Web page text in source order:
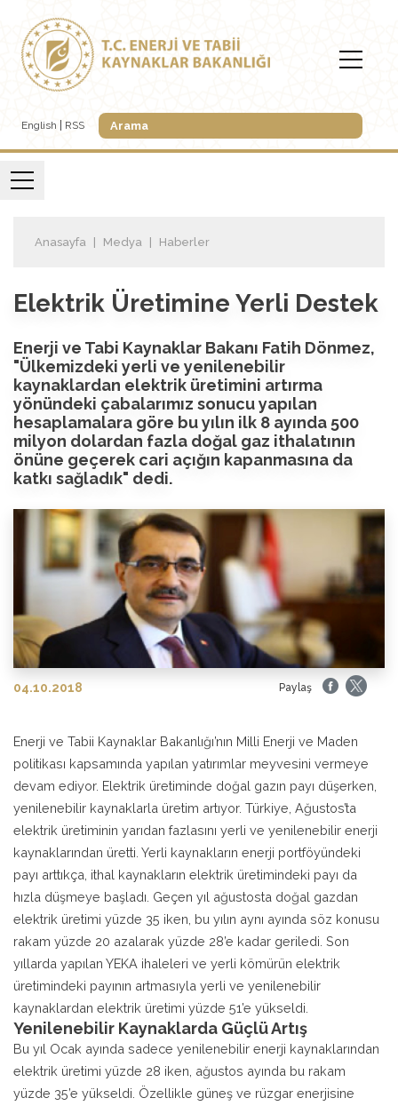
English RSS
Anasayfa Medya Haberler
Elektrik Üretimine Yerli Destek
Enerji ve Tabi Kaynaklar Bakanı Fatih Dönmez,
"Ülkemizdeki yerli ve yenilenebilir
kaynaklardan elektrik üretimini artırma
yönündeki çabalarımız sonucu yapılan
hesaplamalara göre bu yılın ilk 8 ayında 500
milyon dolardan fazla doğal gaz ithalatının
önüne geçerek cari açığın kapanmasına da
katkı sağladık" dedi.
04.10.2018 Paylaş
Enerji ve Tabii Kaynaklar Bakanlığı’nın Milli Enerji ve Maden
politikası kapsamında yapılan yatırımlar meyvesini vermeye
devam ediyor. Elektrik üretiminde doğal gazın payı düşerken,
yenilenebilir kaynaklarla üretim artıyor. Türkiye, Ağustos’ta
elektrik üretiminin yarıdan fazlasını yerli ve yenilenebilir enerji
kaynaklarından üretti. Yerli kaynakların enerji portföyündeki
payı arttıkça, ithal kaynakların elektrik üretimindeki payı da
hızla düşmeye başladı. Geçen yıl ağustosta doğal gazdan
elektrik üretimi yüzde 35 iken, bu yılın aynı ayında söz konusu
rakam yüzde 20 azalarak yüzde 28’e kadar geriledi. Son
yıllarda yapılan YEKA ihaleleri ve yerli kömürün elektrik
üretimindeki payının artmasıyla yerli ve yenilenebilir
kaynaklardan elektrik üretimi yüzde 51’e yükseldi.
Yenilenebilir Kaynaklarda Güçlü Artış
Bu yıl Ocak ayında sadece yenilenebilir enerji kaynaklarından
elektrik üretimi yüzde 28 iken, ağustos ayında bu rakam
yüzde 35’e yükseldi. Özellikle güneş ve rüzgar enerjisine